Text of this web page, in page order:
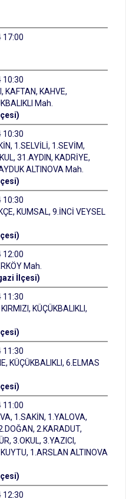
KAFTAN, KAHVE,
Mah.
1.SELVİLİ, 1.SEVİM,
31.AYDIN, KADRİYE,
ALTINOVA Mah.
KUMSAL, 9.İNCİ VEYSEL
Mah.
İlçesi)
KÜÇÜKBALIKLI,
KÜÇÜKBALIKLI, 6.ELMAS
1.SAKİN, 1.YALOVA,
2.KARADUT,
3.OKUL, 3.YAZICI,
1.ARSLAN ALTINOVA